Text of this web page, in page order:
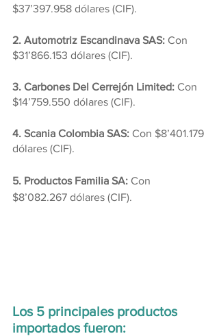
$37’397.958 dólares (CIF).
2. Automotriz Escandinava SAS: Con
$31’866.153 dólares (CIF).
3. Carbones Del Cerrejón Limited: Con
$14’759.550 dólares (CIF).
4. Scania Colombia SAS: Con $8’401.179
dólares (CIF).
5. Productos Familia SA: Con
$8’082.267 dólares (CIF).
Los 5 principales productos
importados fueron: